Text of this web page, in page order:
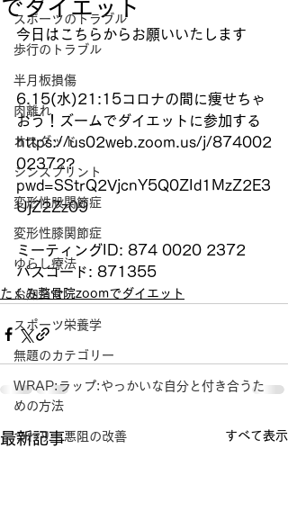
スポーツのトラブル
歩行のトラブル
半月板損傷
肉離れ
オスグッド
シンスプリント
変形性股関節症
変形性膝関節症
ゆらし療法
お知らせ
スポーツ栄養学
無題のカテゴリー
WRAP:ラップ:やっかいな自分と付き合うた
めの方法
つわり 悪阻の改善
でダイエット
今日はこちらからお願いいたします
6.15(水)21:15コロナの間に痩せちゃ
おう！ズームでダイエットに参加する
https://us02web.zoom.us/j/874002
02372?
pwd=SStrQ2VjcnY5Q0ZId1MzZ2E3
UjZ2Zz09
ミーティングID: 874 0020 2372
パスコード: 871355
たくみ整骨院zoomでダイエット
最新記事 すべて表示